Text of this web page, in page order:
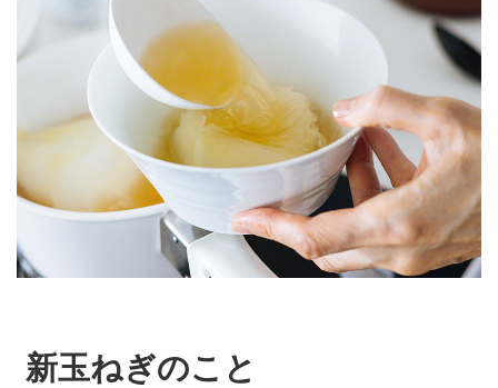
新玉ねぎのこと